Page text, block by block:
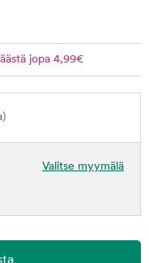
jopa 4,99€
Valitse myymälä